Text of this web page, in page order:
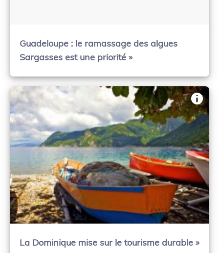
Guadeloupe : le ramassage des algues
Sargasses est une priorité »
La Dominique mise sur le tourisme durable »